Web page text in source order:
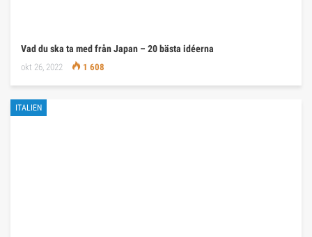
Vad du ska ta med från Japan – 20 bästa idéerna
okt 26, 2022 1 608
ITALIEN